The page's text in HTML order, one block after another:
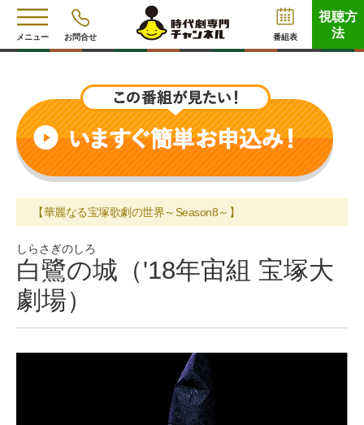
メニュー お問合せ 番組表
視聴方
法
【華麗なる宝塚歌劇の世界～Season8～】
しらさぎのしろ
白鷺の城（'18年宙組 宝塚大
劇場）